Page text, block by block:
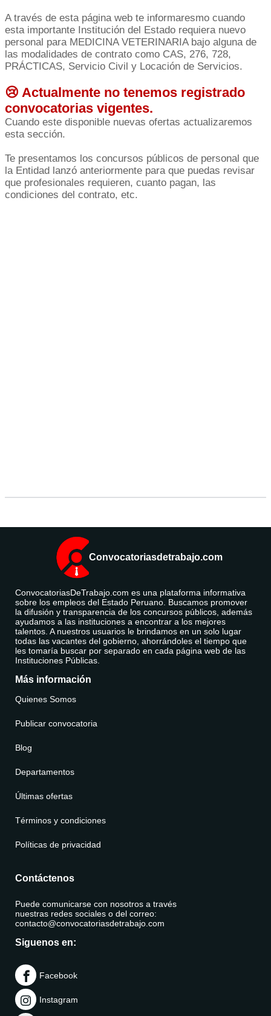
A través de esta página web te informaresmo cuando
esta importante Institución del Estado requiera nuevo
personal para MEDICINA VETERINARIA bajo alguna de
las modalidades de contrato como CAS, 276, 728,
PRÁCTICAS, Servicio Civil y Locación de Servicios.
😢 Actualmente no tenemos registrado
convocatorias vigentes.
Cuando este disponible nuevas ofertas actualizaremos
esta sección.
Te presentamos los concursos públicos de personal que
la Entidad lanzó anteriormente para que puedas revisar
que profesionales requieren, cuanto pagan, las
condiciones del contrato, etc.
Convocatoriasdetrabajo.com
ConvocatoriasDeTrabajo.com es una plataforma informativa
sobre los empleos del Estado Peruano. Buscamos promover
la difusión y transparencia de los concursos públicos, además
ayudamos a las instituciones a encontrar a los mejores
talentos. A nuestros usuarios le brindamos en un solo lugar
todas las vacantes del gobierno, ahorrándoles el tiempo que
les tomaría buscar por separado en cada página web de las
Instituciones Públicas.
Más información
Quienes Somos
Publicar convocatoria
Blog
Departamentos
Últimas ofertas
Términos y condiciones
Políticas de privacidad
Contáctenos
Puede comunicarse con nosotros a través
nuestras redes sociales o del correo:
contacto@convocatoriasdetrabajo.com
Siguenos en:
Facebook
Instagram